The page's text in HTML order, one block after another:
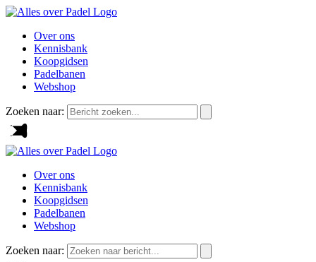
Over ons
Kennisbank
Koopgidsen
Padelbanen
Webshop
Zoeken naar:
Over ons
Kennisbank
Koopgidsen
Padelbanen
Webshop
Zoeken naar: